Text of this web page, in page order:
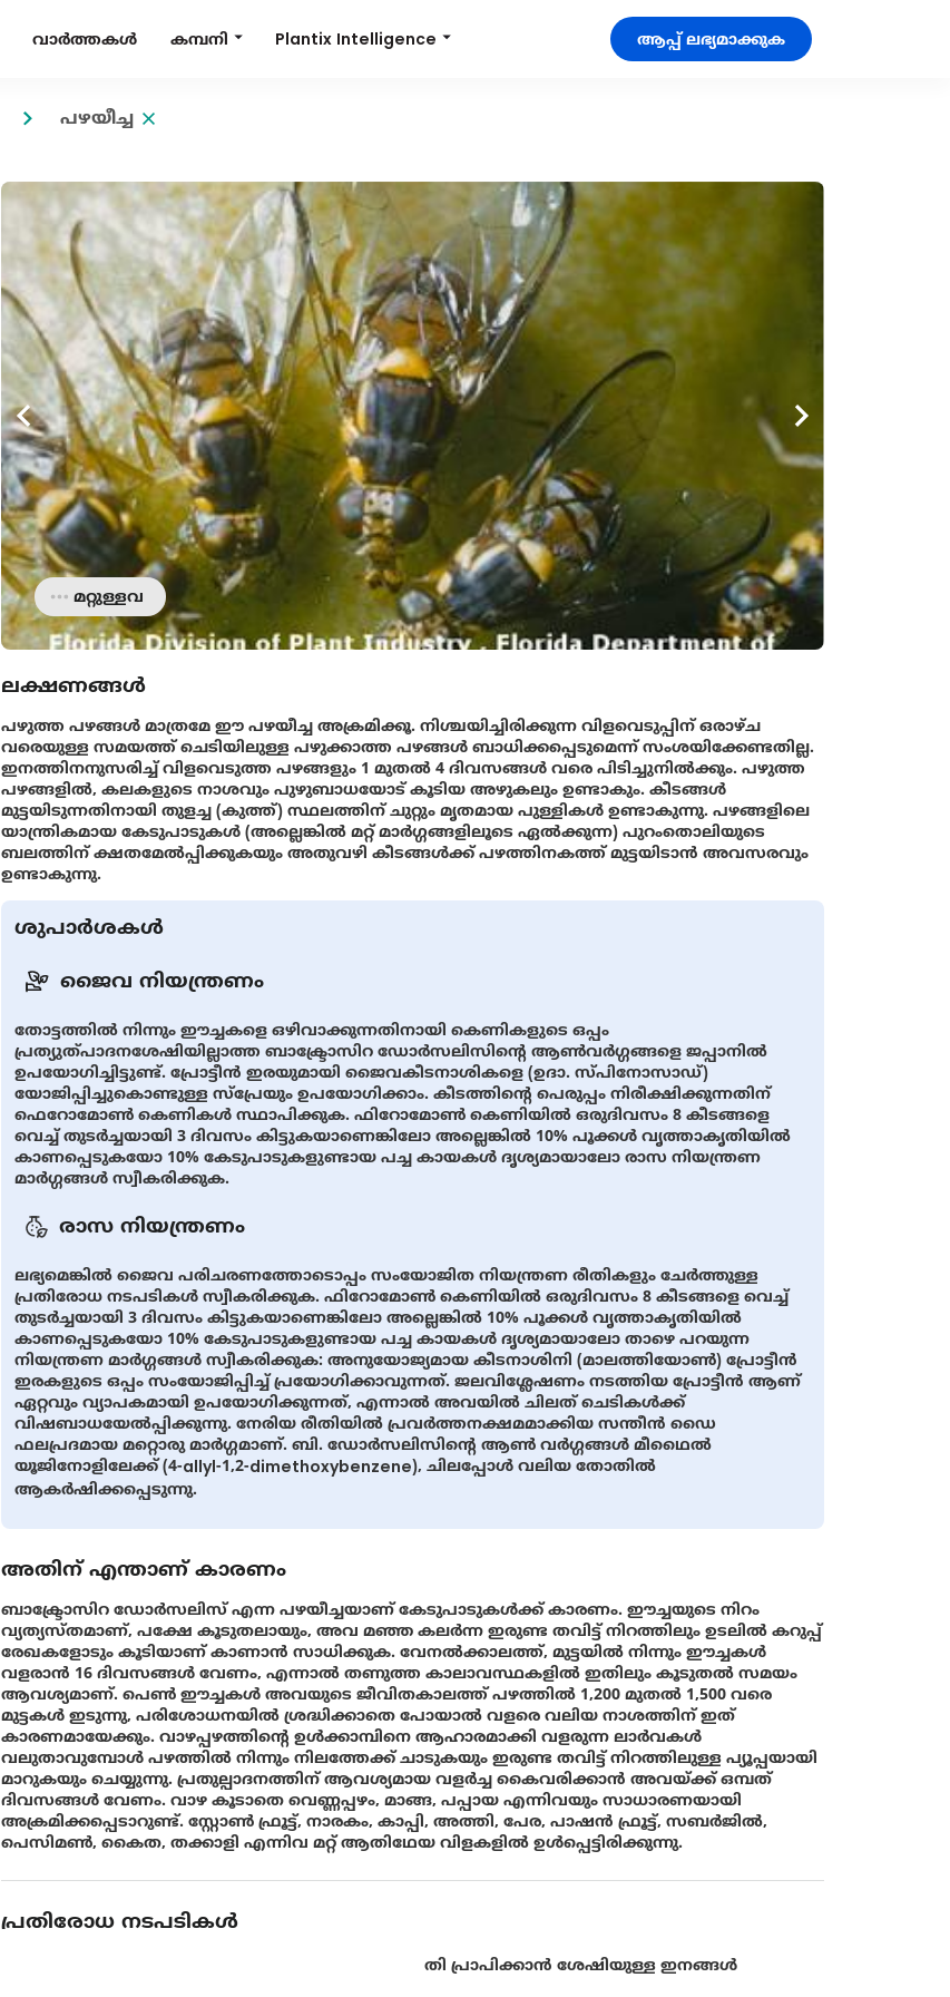
വാർത്തകൾ കമ്പനി Plantix Intelligence ആപ്പ് ലഭ്യമാക്കുക
പഴയീച്ച
മറ്റുള്ളവ
ലക്ഷണങ്ങൾ
പഴുത്ത പഴങ്ങൾ മാത്രമേ ഈ പഴയീച്ച അക്രമിക്കൂ. നിശ്ചയിച്ചിരിക്കുന്ന വിളവെടുപ്പിന് ഒരാഴ്ച
വരെയുള്ള സമയത്ത് ചെടിയിലുള്ള പഴുക്കാത്ത പഴങ്ങൾ ബാധിക്കപ്പെടുമെന്ന് സംശയിക്കേണ്ടതില്ല.
ഇനത്തിനനുസരിച്ച് വിളവെടുത്ത പഴങ്ങളും 1 മുതൽ 4 ദിവസങ്ങൾ വരെ പിടിച്ചുനിൽക്കും. പഴുത്ത
പഴങ്ങളിൽ, കലകളുടെ നാശവും പുഴുബാധയോട് കൂടിയ അഴുകലും ഉണ്ടാകും. കീടങ്ങൾ
മുട്ടയിടുന്നതിനായി തുളച്ച (കുത്ത്) സ്ഥലത്തിന് ചുറ്റും മൃതമായ പുള്ളികൾ ഉണ്ടാകുന്നു. പഴങ്ങളിലെ
യാന്ത്രികമായ കേടുപാടുകൾ (അല്ലെങ്കിൽ മറ്റ് മാർഗ്ഗങ്ങളിലൂടെ ഏൽക്കുന്ന) പുറംതൊലിയുടെ
ബലത്തിന് ക്ഷതമേൽപ്പിക്കുകയും അതുവഴി കീടങ്ങൾക്ക് പഴത്തിനകത്ത് മുട്ടയിടാൻ അവസരവും
ഉണ്ടാകുന്നു.
ശുപാർശകൾ
ജൈവ നിയന്ത്രണം
തോട്ടത്തിൽ നിന്നും ഈച്ചകളെ ഒഴിവാക്കുന്നതിനായി കെണികളുടെ ഒപ്പം
പ്രത്യുത്പാദനശേഷിയില്ലാത്ത ബാക്ട്രോസിറ ഡോർസലിസിൻ്റെ ആൺവർഗ്ഗങ്ങളെ ജപ്പാനിൽ
ഉപയോഗിച്ചിട്ടുണ്ട്. പ്രോട്ടീൻ ഇരയുമായി ജൈവകീടനാശികളെ (ഉദാ. സ്പിനോസാഡ്)
യോജിപ്പിച്ചുകൊണ്ടുള്ള സ്പ്രേയും ഉപയോഗിക്കാം. കീടത്തിൻ്റെ പെരുപ്പം നിരീക്ഷിക്കുന്നതിന്
ഫെറോമോൺ കെണികൾ സ്ഥാപിക്കുക. ഫിറോമോൺ കെണിയിൽ ഒരുദിവസം 8 കീടങ്ങളെ
വെച്ച് തുടർച്ചയായി 3 ദിവസം കിട്ടുകയാണെങ്കിലോ അല്ലെങ്കിൽ 10% പൂക്കൾ വൃത്താകൃതിയിൽ
കാണപ്പെടുകയോ 10% കേടുപാടുകളുണ്ടായ പച്ച കായകൾ ദൃശ്യമായാലോ രാസ നിയന്ത്രണ
മാർഗ്ഗങ്ങൾ സ്വീകരിക്കുക.
രാസ നിയന്ത്രണം
ലഭ്യമെങ്കിൽ ജൈവ പരിചരണത്തോടൊപ്പം സംയോജിത നിയന്ത്രണ രീതികളും ചേർത്തുള്ള
പ്രതിരോധ നടപടികൾ സ്വീകരിക്കുക. ഫിറോമോൺ കെണിയിൽ ഒരുദിവസം 8 കീടങ്ങളെ വെച്ച്
തുടർച്ചയായി 3 ദിവസം കിട്ടുകയാണെങ്കിലോ അല്ലെങ്കിൽ 10% പൂക്കൾ വൃത്താകൃതിയിൽ
കാണപ്പെടുകയോ 10% കേടുപാടുകളുണ്ടായ പച്ച കായകൾ ദൃശ്യമായാലോ താഴെ പറയുന്ന
നിയന്ത്രണ മാർഗ്ഗങ്ങൾ സ്വീകരിക്കുക: അനുയോജ്യമായ കീടനാശിനി (മാലത്തിയോൺ) പ്രോട്ടീൻ
ഇരകളുടെ ഒപ്പം സംയോജിപ്പിച്ച് പ്രയോഗിക്കാവുന്നത്. ജലവിശ്ലേഷണം നടത്തിയ പ്രോട്ടീൻ ആണ്
ഏറ്റവും വ്യാപകമായി ഉപയോഗിക്കുന്നത്, എന്നാൽ അവയിൽ ചിലത് ചെടികൾക്ക്
വിഷബാധയേൽപ്പിക്കുന്നു. നേരിയ രീതിയിൽ പ്രവർത്തനക്ഷമമാക്കിയ സന്തീൻ ഡൈ
ഫലപ്രദമായ മറ്റൊരു മാർഗ്ഗമാണ്. ബി. ഡോർസലിസിൻ്റെ ആൺ വർഗ്ഗങ്ങൾ മീഥൈൽ
യൂജിനോളിലേക്ക് (4-allyl-1,2-dimethoxybenzene), ചിലപ്പോൾ വലിയ തോതിൽ
ആകർഷിക്കപ്പെടുന്നു.
അതിന് എന്താണ് കാരണം
ബാക്ട്രോസിറ ഡോർസലിസ് എന്ന പഴയീച്ചയാണ് കേടുപാടുകൾക്ക് കാരണം. ഈച്ചയുടെ നിറം
വ്യത്യസ്തമാണ്, പക്ഷേ കൂടുതലായും, അവ മഞ്ഞ കലർന്ന ഇരുണ്ട തവിട്ട് നിറത്തിലും ഉടലിൽ കറുപ്പ്
രേഖകളോടും കൂടിയാണ് കാണാൻ സാധിക്കുക. വേനൽക്കാലത്ത്, മുട്ടയിൽ നിന്നും ഈച്ചകൾ
വളരാൻ 16 ദിവസങ്ങൾ വേണം, എന്നാൽ തണുത്ത കാലാവസ്ഥകളിൽ ഇതിലും കൂടുതൽ സമയം
ആവശ്യമാണ്. പെൺ ഈച്ചകൾ അവയുടെ ജീവിതകാലത്ത് പഴത്തിൽ 1,200 മുതൽ 1,500 വരെ
മുട്ടകൾ ഇടുന്നു, പരിശോധനയിൽ ശ്രദ്ധിക്കാതെ പോയാൽ വളരെ വലിയ നാശത്തിന് ഇത്
കാരണമായേക്കും. വാഴപ്പഴത്തിൻ്റെ ഉൾക്കാമ്പിനെ ആഹാരമാക്കി വളരുന്ന ലാർവകൾ
വലുതാവുമ്പോൾ പഴത്തിൽ നിന്നും നിലത്തേക്ക് ചാടുകയും ഇരുണ്ട തവിട്ട് നിറത്തിലുള്ള പ്യൂപ്പയായി
മാറുകയും ചെയ്യുന്നു. പ്രതുല്പാദനത്തിന് ആവശ്യമായ വളർച്ച കൈവരിക്കാൻ അവയ്ക്ക് ഒമ്പത്
ദിവസങ്ങൾ വേണം. വാഴ കൂടാതെ വെണ്ണപ്പഴം, മാങ്ങ, പപ്പായ എന്നിവയും സാധാരണയായി
അക്രമിക്കപ്പെടാറുണ്ട്. സ്റ്റോൺ ഫ്രൂട്ട്, നാരകം, കാപ്പി, അത്തി, പേര, പാഷൻ ഫ്രൂട്ട്, സബർജിൽ,
പെസിമൺ, കൈത, തക്കാളി എന്നിവ മറ്റ് ആതിഥേയ വിളകളിൽ ഉൾപ്പെട്ടിരിക്കുന്നു.
പ്രതിരോധ നടപടികൾ
താങ്കളുടെ പ്രദേശത്ത് ലഭ്യമാണെങ്കിൽ പൂര്‍വ്വസ്ഥിതി പ്രാപിക്കാൻ ശേഷിയുള്ള ഇനങ്ങൾ